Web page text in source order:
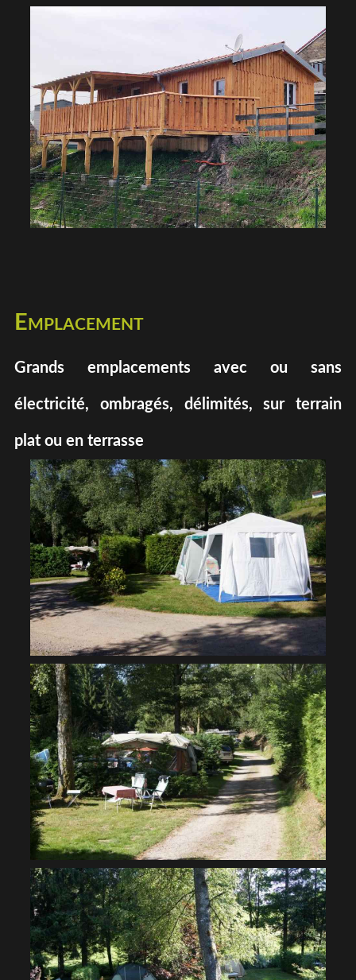
Emplacement
Grands emplacements avec ou sans
électricité, ombragés, délimités, sur terrain
plat ou en terrasse